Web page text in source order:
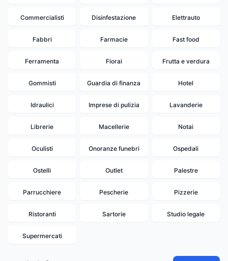
Commercialisti Disinfestazione Elettrauto
Fabbri Farmacie Fast food
Ferramenta Fiorai Frutta e verdura
Gommisti Guardia di finanza Hotel
Idraulici Imprese di pulizia Lavanderie
Librerie Macellerie Notai
Oculisti Onoranze funebri Ospedali
Ostelli Outlet Palestre
Parrucchiere Pescherie Pizzerie
Ristoranti Sartorie Studio legale
Supermercati